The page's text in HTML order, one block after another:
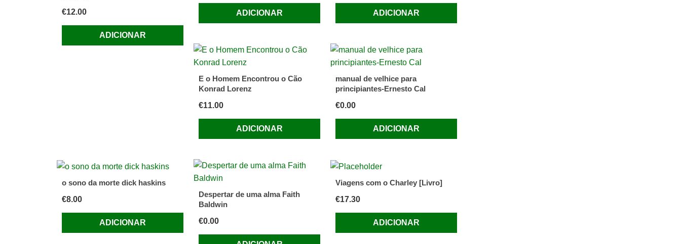
€12.00
ADICIONAR
ADICIONAR ADICIONAR
E o Homem Encontrou o Cão
Konrad Lorenz
€11.00
ADICIONAR
manual de velhice para
principiantes-Ernesto Cal
€0.00
ADICIONAR
o sono da morte dick haskins
€8.00
ADICIONAR
Despertar de uma alma Faith
Baldwin
€0.00
Viagens com o Charley [Livro]
€17.30
ADICIONAR